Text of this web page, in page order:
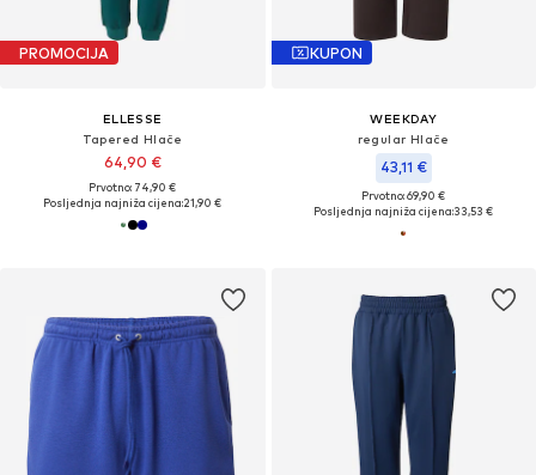
PROMOCIJA
ELLESSE
Tapered Hlače
64,90 €
Prvotno: 74,90 €
Posljednja najniža cijena:21,90 €
KUPON
WEEKDAY
regular Hlače
43,11 €
Prvotno: 69,90 €
Posljednja najniža cijena:33,53 €